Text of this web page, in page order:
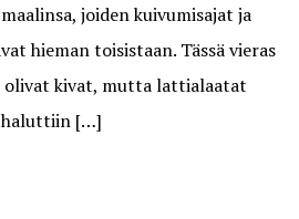
joiden kuivumisajat ja
hieman toisistaan. Tässä vieras
olivat kivat, mutta lattialaatat
haluttiin […]